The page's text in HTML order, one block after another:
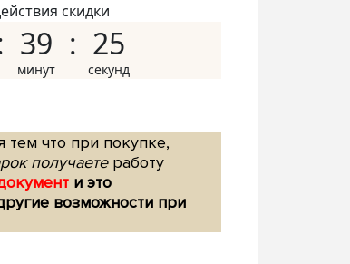
скидки
39 24
тем что при покупке,
получаетеработу
и это
возможности при